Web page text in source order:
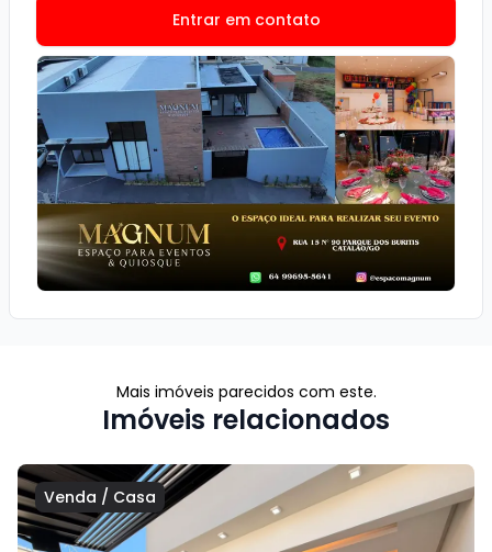
Entrar em contato
Mais imóveis parecidos com este.
Imóveis relacionados
Venda / Casa